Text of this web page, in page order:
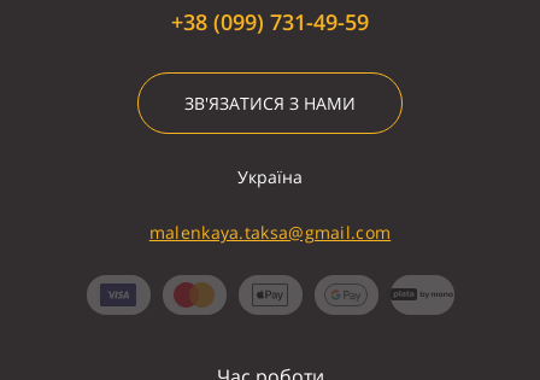
+38 (099) 731-49-59
ЗВ'ЯЗАТИСЯ З НАМИ
Україна
malenkaya.taksa@gmail.com